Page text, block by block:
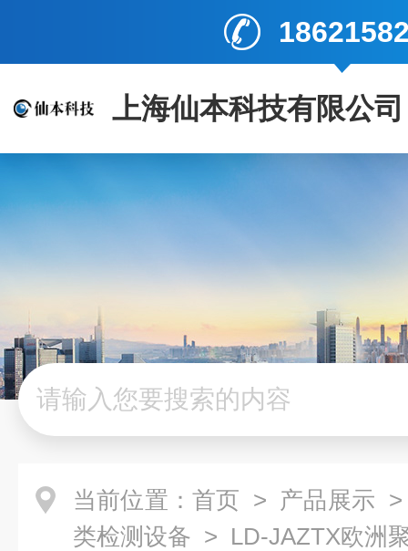
上海仙本科技有限公司
当前位置： 首页 > 产品展示
类检测设备 > LD-JAZTX欧洲